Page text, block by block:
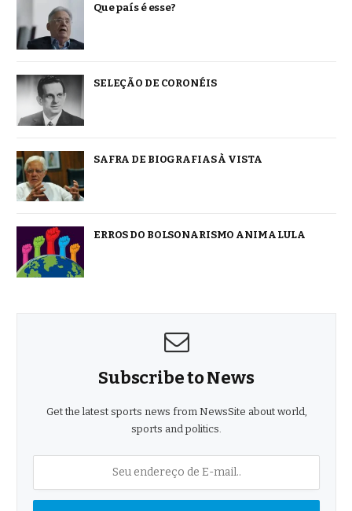
Que país é esse?
SELEÇÃO DE CORONÉIS
SAFRA DE BIOGRAFIAS À VISTA
ERROS DO BOLSONARISMO ANIMA LULA
Subscribe to News
Get the latest sports news from NewsSite about world,
sports and politics.